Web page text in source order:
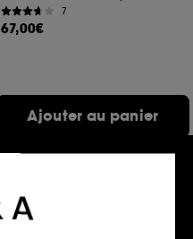
7
67,00€
Ajouter au panier